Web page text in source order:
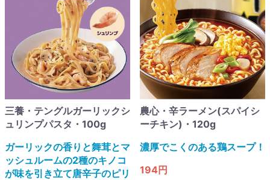
三養・テングルガーリックシ
ュリンプパスタ・100g
ガーリックの香りと舞茸とマ
ッシュルームの2種のキノコ
が味を引き立て唐辛子のピリ
農心・辛ラーメン(スパイシ
ーチキン)・120g
濃厚でこくのある鶏スープ！​
194円